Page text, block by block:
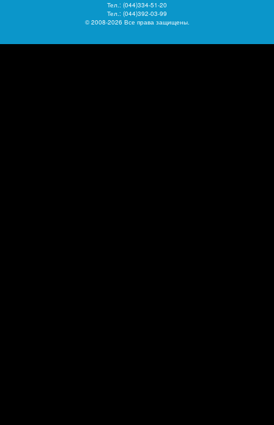
Тел.: (044)334-51-20
Тел.: (044)392-03-99
© 2008-2026 Все права защищены.